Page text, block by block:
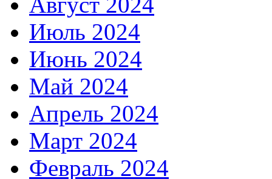
Июль 2024
Июнь 2024
Май 2024
Апрель 2024
Март 2024
Февраль 2024